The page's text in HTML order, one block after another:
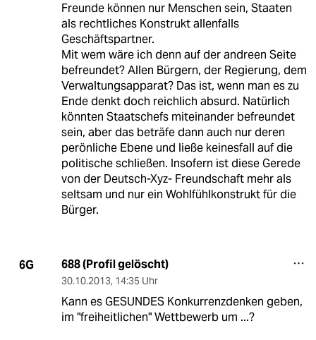
Freunde können nur Menschen sein, Staaten
als rechtliches Konstrukt allenfalls
Geschäftspartner.
Mit wem wäre ich denn auf der andreen Seite
befreundet? Allen Bürgern, der Regierung, dem
Verwaltungsapparat? Das ist, wenn man es zu
Ende denkt doch reichlich absurd. Natürlich
könnten Staatschefs miteinander befreundet
sein, aber das beträfe dann auch nur deren
perönliche Ebene und ließe keinesfall auf die
politische schließen. Insofern ist diese Gerede
von der Deutsch-Xyz- Freundschaft mehr als
seltsam und nur ein Wohlfühlkonstrukt für die
Bürger.
6G 688 (Profil gelöscht)
30.10.2013, 14:35 Uhr
Kann es GESUNDES Konkurrenzdenken geben,
im "freiheitlichen" Wettbewerb um ...?